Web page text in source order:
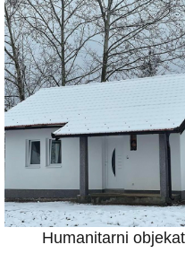
Humanitarni